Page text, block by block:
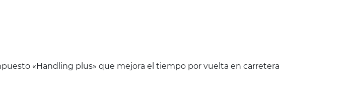
«Handling plus» que mejora el tiempo por vuelta en carretera